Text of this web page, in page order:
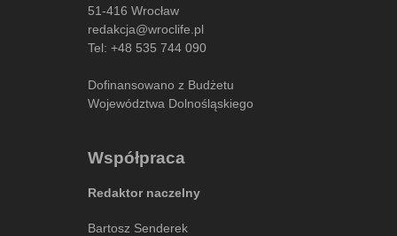
51-416 Wrocław
redakcja@wroclife.pl
Tel: +48 535 744 090
Dofinansowano z Budżetu
Województwa Dolnośląskiego
Współpraca
Redaktor naczelny
Bartosz Senderek